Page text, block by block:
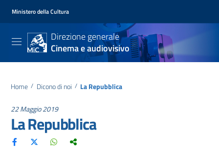
Ministero della Cultura
Direzione generale
Cinema e audiovisivo
Home / Dicono di noi / La Repubblica
22 Maggio 2019
La Repubblica